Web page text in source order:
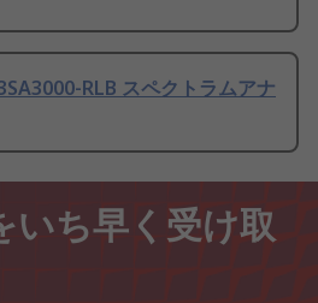
RLB スペクトラムアナ
いち早く受け取